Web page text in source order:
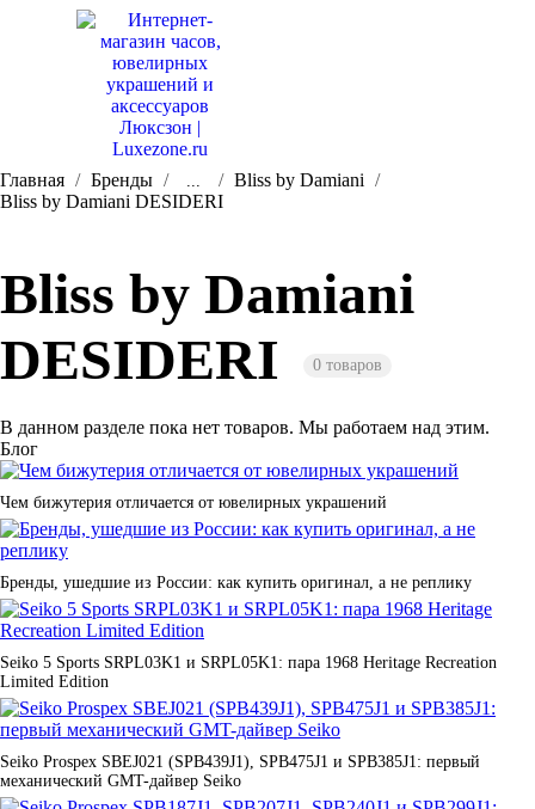
Главная Бренды ...
Bliss by Damiani
Bliss by Damiani DESIDERI
Bliss by Damiani
DESIDERI
0 товаров
В данном разделе пока нет товаров. Мы работаем над этим.
Блог
Чем бижутерия отличается от ювелирных украшений
Бренды, ушедшие из России: как купить оригинал, а не реплику
Seiko 5 Sports SRPL03K1 и SRPL05K1: пара 1968 Heritage Recreation
Limited Edition
Seiko Prospex SBEJ021 (SPB439J1), SPB475J1 и SPB385J1: первый
механический GMT-дайвер Seiko